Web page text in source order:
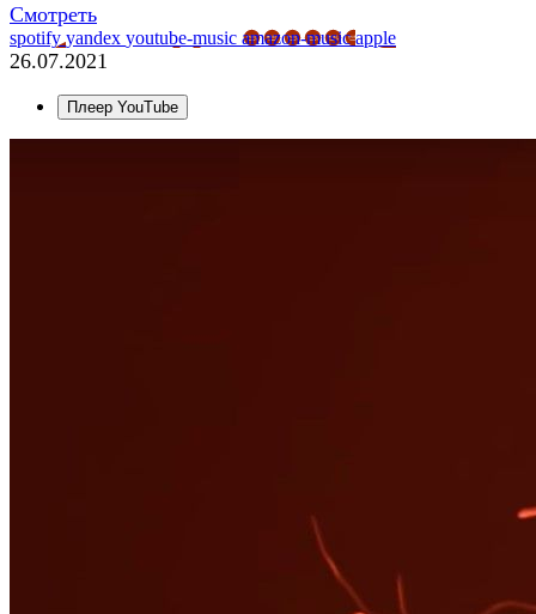
Смотреть
spotifyyandex youtube-music amazon-musicapple
26.07.2021
Плеер YouTube